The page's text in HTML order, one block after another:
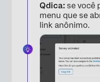
Qdica: se você
menu que se
link anônimo.